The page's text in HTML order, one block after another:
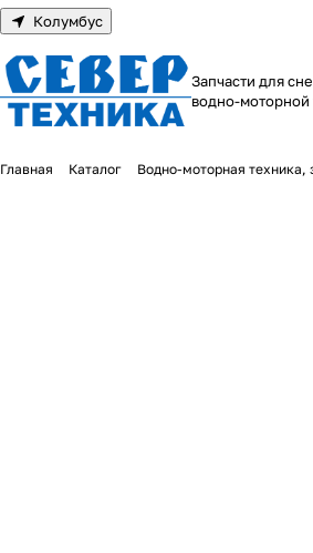
Колумбус
Запчасти для
водно-моторной
Главная Каталог Водно-моторная техника,